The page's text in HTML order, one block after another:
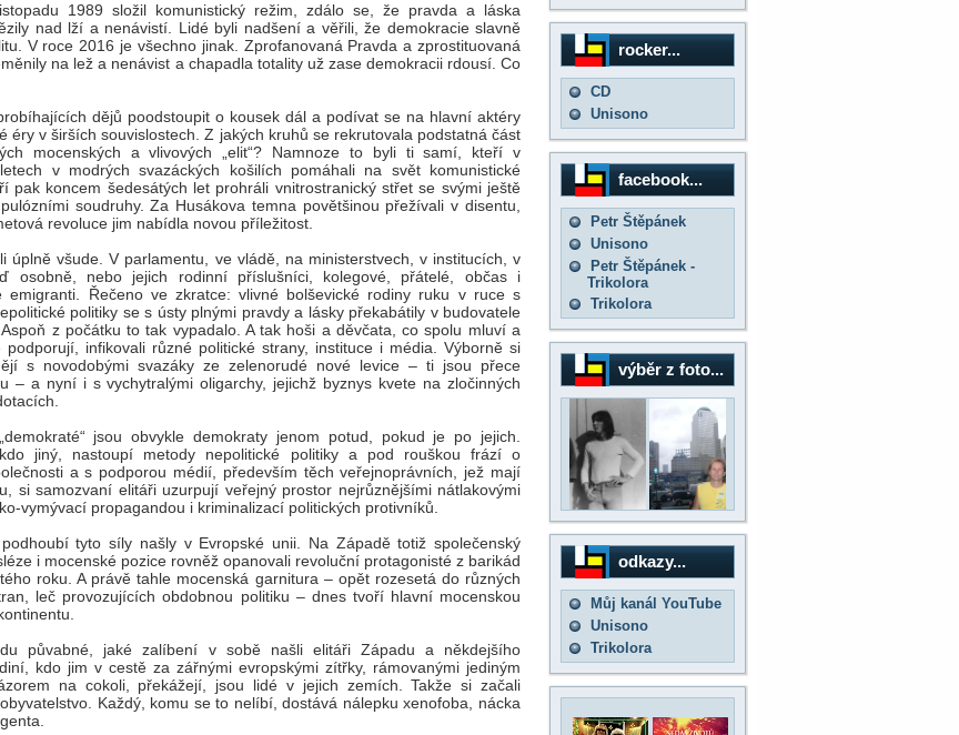
1989 složil komunistický režim, zdálo se, že pravda a láska
nad lží a nenávistí. Lidé byli nadšení a věřili, že demokracie slavně
V roce 2016 je všechno jinak. Zprofanovaná Pravda a zprostituovaná
na lež a nenávist a chapadla totality už zase demokracii rdousí. Co
dějů poodstoupit o kousek dál a podívat se na hlavní aktéry
éry v širších souvislostech. Z jakých kruhů se rekrutovala podstatná část
mocenských a vlivových „elit“? Namnoze to byli ti samí, kteří v
v modrých svazáckých košilích pomáhali na svět komunistické
pak koncem šedesátých let prohráli vnitrostranický střet se svými ještě
soudruhy. Za Husákova temna povětšinou přežívali v disentu,
revoluce jim nabídla novou příležitost.
úplně všude. V parlamentu, ve vládě, na ministerstvech, v institucích, v
osobně, nebo jejich rodinní příslušníci, kolegové, přátelé, občas i
emigranti. Řečeno ve zkratce: vlivné bolševické rodiny ruku v ruce s
politiky se s ústy plnými pravdy a lásky překabátily v budovatele
z počátku to tak vypadalo. A tak hoši a děvčata, co spolu mluví a
podporují, infikovali různé politické strany, instituce i média. Výborně si
s novodobými svazáky ze zelenorudé nové levice – ti jsou přece
– a nyní i s vychytralými oligarchy, jejichž byznys kvete na zločinných
jsou obvykle demokraty jenom potud, pokud je po jejich.
jiný, nastoupí metody nepolitické politiky a pod rouškou frází o
a s podporou médií, především těch veřejnoprávních, jež mají
si samozvaní elitáři uzurpují veřejný prostor nejrůznějšími nátlakovými
vymývací propagandou i kriminalizací politických protivníků.
tyto síly našly v Evropské unii. Na Západě totiž společenský
i mocenské pozice rovněž opanovali revoluční protagonisté z barikád
roku. A právě tahle mocenská garnitura – opět rozesetá do různých
leč provozujících obdobnou politiku – dnes tvoří hlavní mocenskou
půvabné, jaké zalíbení v sobě našli elitáři Západu a někdejšího
kdo jim v cestě za zářnými evropskými zítřky, rámovanými jediným
na cokoli, překážejí, jsou lidé v jejich zemích. Takže si začali
Každý, komu se to nelíbí, dostává nálepku xenofoba, nácka
rocker...
CD
Unisono
facebook...
Petr Štěpánek
Unisono
Petr Štěpánek -
Trikolora
Trikolora
výběr z foto...
odkazy...
Můj kanál YouTube
Unisono
Trikolora